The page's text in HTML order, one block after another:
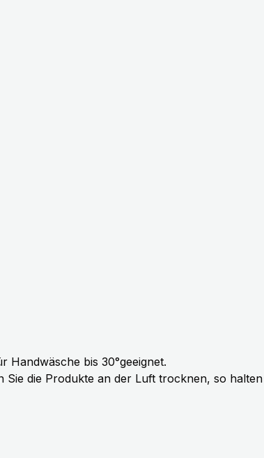
Handwäsche bis 30°geeignet.
die Produkte an der Luft trocknen, so